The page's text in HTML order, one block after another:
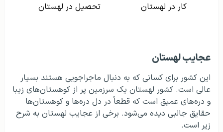
کار در لهستان تحصیل در لهستان
عجایب لهستان
این کشور برای کسانی که به دنبال ماجراجویی هستند بسیار
عالی است. کشور لهستان یک سرزمین پر از کوهستان‌های زیبا
و دره‌های عمیق است که قطعاً در دل دره‌ها و کوهستان‌ها
حقایق جالبی دیده می‌شود. برخی از عجایب لهستان به شرح
زیر است.